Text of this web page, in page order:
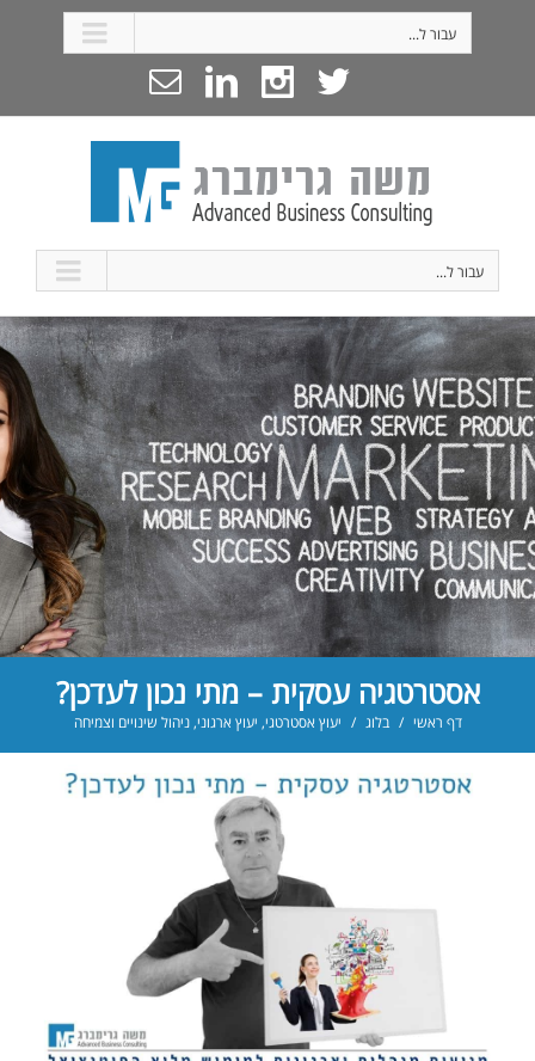
עבור ל...
עבור ל...
אסטרטגיה עסקית – מתי נכון לעדכן?
דף ראשי / בלוג / יעוץ אסטרטגי, יעוץ ארגוני,ניהול שינויים וצמיחה